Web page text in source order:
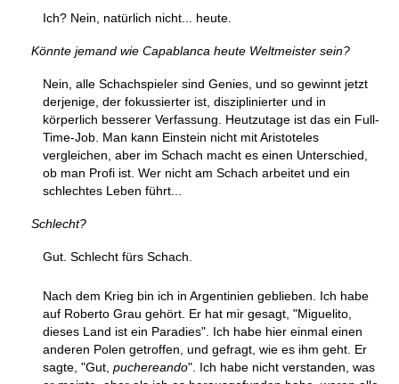
Ich? Nein, natürlich nicht... heute.
Könnte jemand wie Capablanca heute Weltmeister sein?
Nein, alle Schachspieler sind Genies, und so gewinnt jetzt
derjenige, der fokussierter ist, disziplinierter und in
körperlich besserer Verfassung. Heutzutage ist das ein Full-
Time-Job. Man kann Einstein nicht mit Aristoteles
vergleichen, aber im Schach macht es einen Unterschied,
ob man Profi ist. Wer nicht am Schach arbeitet und ein
schlechtes Leben führt...
Schlecht?
Gut. Schlecht fürs Schach.
Nach dem Krieg bin ich in Argentinien geblieben. Ich habe
auf Roberto Grau gehört. Er hat mir gesagt, "Miguelito,
dieses Land ist ein Paradies". Ich habe hier einmal einen
anderen Polen getroffen, und gefragt, wie es ihm geht. Er
sagte, "Gut, puchereando". Ich habe nicht verstanden, was